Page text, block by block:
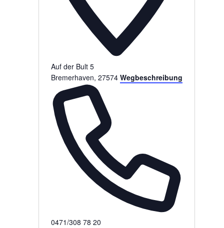
Auf der Bult 5
Bremerhaven, 27574 Wegbeschreibung
Telefon
0471/308 78 20